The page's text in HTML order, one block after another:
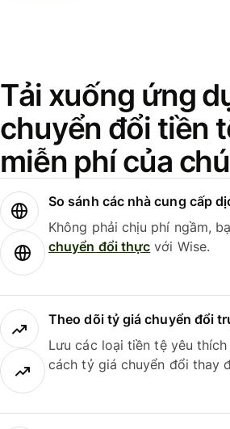
Tải xuống ứng
chuyển đổi tiền
miễn phí của
So sánh các nhà cung cấp
Không phải chịu phí ngầm,
chuyển đổi thực với Wise.
Theo dõi tỷ giá chuyển đổi
Lưu các loại tiền tệ yêu
cách tỷ giá chuyển đổi thay